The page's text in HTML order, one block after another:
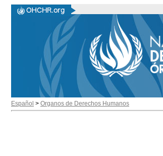
Español > Organos de Derechos Humanos